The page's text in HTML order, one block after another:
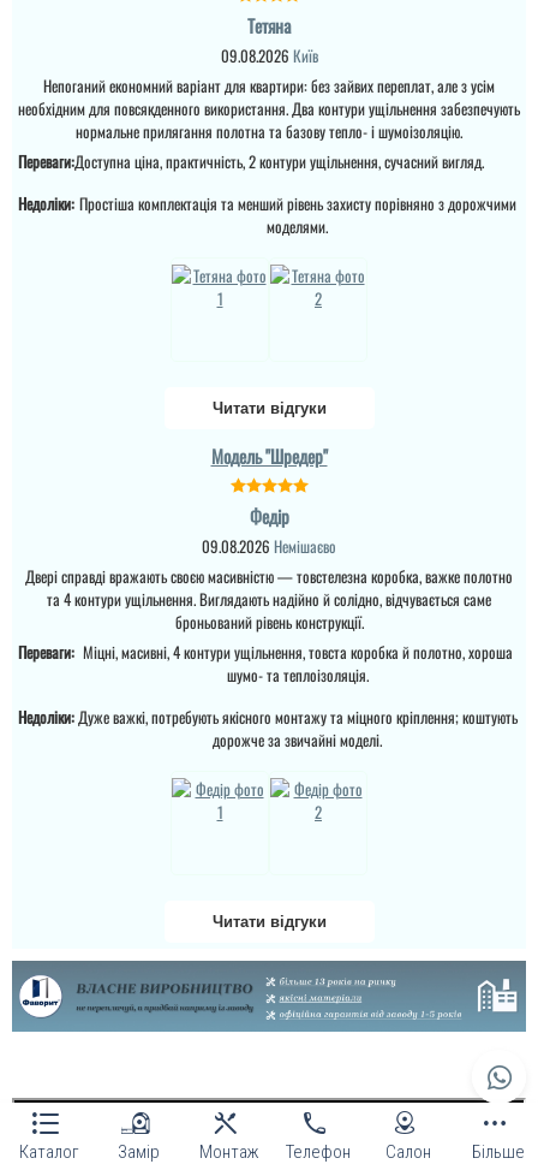
Каталог Замір Монтаж Телефон Салон Більше
Руслана
Дякую за таку пораду по
дверях і за самі двері.
підкаже що робити як
виправити брак, (в
моєму варіанті сказали
що винуватий
Купували у 2024 році 2
двері. Все хорошо,
діставили,встановили. В
домі був ремонт, тепло ,
без протягів. Ремонт
закінчився в літку 2025.
Зима 2025-2026 рік - іней
ремонт закін...
Тетяна
09.08.2026 Київ
Непоганий економний варіант для квартири: без зайвих переплат, але з усім
необхідним для повсякденного використання. Два контури ущільнення забезпечують
нормальне прилягання полотна та базову тепло- і шумоізоляцію.
Переваги:Доступна ціна, практичність, 2 контури ущільнення, сучасний вигляд.
Недоліки: Простіша комплектація та менший рівень захисту порівняно з дорожчими
моделями.
Читати відгуки
Модель "Шредер"
Федір
09.08.2026 Немішаєво
Двері справді вражають своєю масивністю — товстелезна коробка, важке полотно
та 4 контури ущільнення. Виглядають надійно й солідно, відчувається саме
броньований рівень конструкції.
Переваги: Міцні, масивні, 4 контури ущільнення, товста коробка й полотно, хороша
шумо- та теплоізоляція.
Недоліки:Дуже важкі, потребують якісного монтажу та міцного кріплення; коштують
дорожче за звичайні моделі.
Читати відгуки